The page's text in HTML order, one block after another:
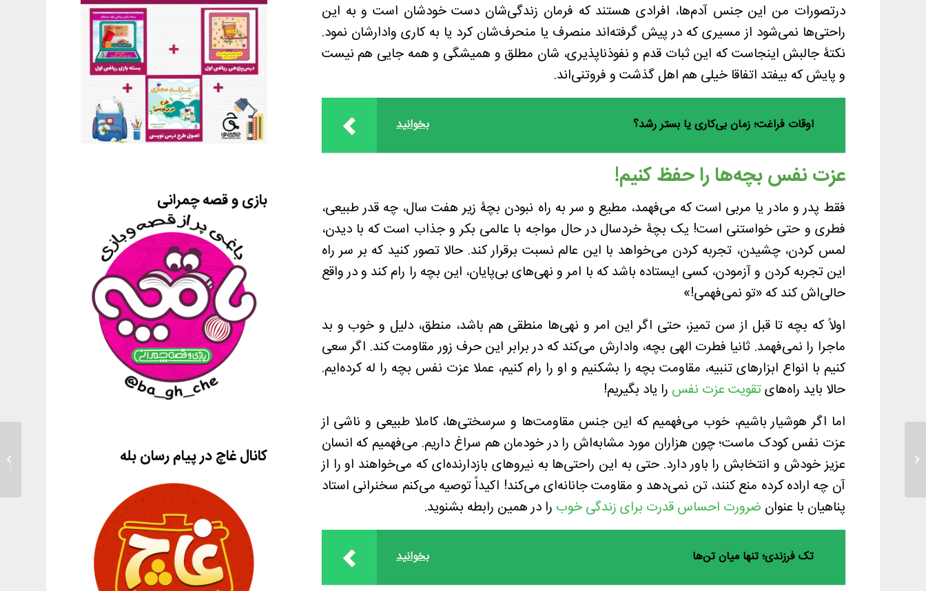
درتصورات من این جنس آدم‌ها، افرادی هستند که فرمان زندگی‌شان دست خودشان است و به این
راحتی‌ها نمی‌شود از مسیری که در پیش گرفته‌اند منصرف یا منحرف‌شان کرد یا به کاری وادارشان نمود.
نکتۀ جالبش اینجاست که این ثبات قدم و نفوذناپذیری، شان مطلق و همیشگی و همه جایی هم نیست
و پایش که بیفتد اتفاقا خیلی هم اهل گذشت و فروتنی‌اند.
بخوانید اوقات فراغت؛ زمان بی‌کاری یا بستر رشد؟
عزت نفس بچه‌ها را حفظ کنیم!
فقط پدر و مادر یا مربی است که می‌فهمد، مطیع و سر به راه نبودن بچۀ زیر هفت سال، چه قدر طبیعی،
فطری و حتی خواستنی است! یک بچۀ خردسال در حال مواجه با عالمی بکر و جذاب است که با دیدن،
لمس کردن، چشیدن، تجربه کردن می‌خواهد با این عالم نسبت برقرار کند. حالا تصور کنید که بر سر راه
این تجربه کردن و آزمودن، کسی ایستاده باشد که با امر و نهی‌های بی‌پایان، این بچه را رام کند و در واقع
حالی‌اش کند که «تو نمی‌فهمی!»
اولاً که بچه تا قبل از سن تمیز، حتی اگر این امر و نهی‌ها منطقی هم باشد، منطق، دلیل و خوب و بد
ماجرا را نمی‌فهمد. ثانیا فطرت الهی بچه، وادارش می‌کند که در برابر این حرف زور مقاومت کند. اگر سعی
کنیم با انواع ابزارهای تنبیه، مقاومت بچه را بشکنیم و او را رام کنیم، عملا عزت نفس بچه را له کرده‌ایم.
حالا باید راه‌هایتقویت عزت نفس را یاد بگیریم!
اما اگر هوشیار باشیم، خوب می‌فهمیم که این جنس مقاومت‌ها و سرسختی‌ها، کاملا طبیعی و ناشی از
عزت نفس کودک ماست؛ چون هزاران مورد مشابه‌اش را در خودمان هم سراغ داریم. می‌فهمیم که انسان
عزیز خودش و انتخابش را باور دارد. حتی به این راحتی‌ها به نیروهای بازدارنده‌ای که می‌خواهند او را از
آن چه اراده کرده منع کنند، تن نمی‌دهد و مقاومت جانانه‌ای می‌کند! اکیداً توصیه می‌کنم سخنرانی استاد
پناهیان با عنوان ضرورت احساس قدرت برای زندگی خوب را در همین رابطه بشنوید.
بخوانید تک فرزندی؛ تنها میان تن‌ها
بازی و قصه چمرانی
کانال غاچ در پیام رسان بله
عشق
فرم وبینار حد و مرز اجبار در دینداری